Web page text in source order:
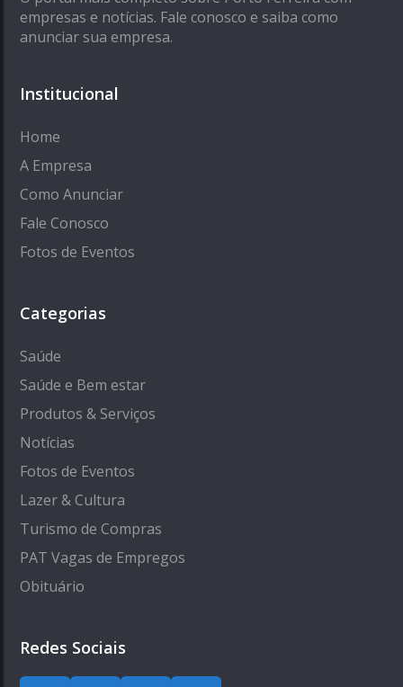
empresas e notícias. Fale conosco e saiba como
anunciar sua empresa.
Institucional
Home
A Empresa
Como Anunciar
Fale Conosco
Fotos de Eventos
Categorias
Saúde
Saúde e Bem estar
Produtos & Serviços
Notícias
Fotos de Eventos
Lazer & Cultura
Turismo de Compras
PAT Vagas de Empregos
Obituário
Redes Sociais